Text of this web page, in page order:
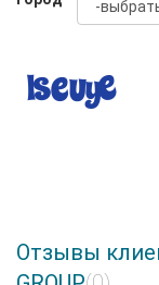
Отзывы